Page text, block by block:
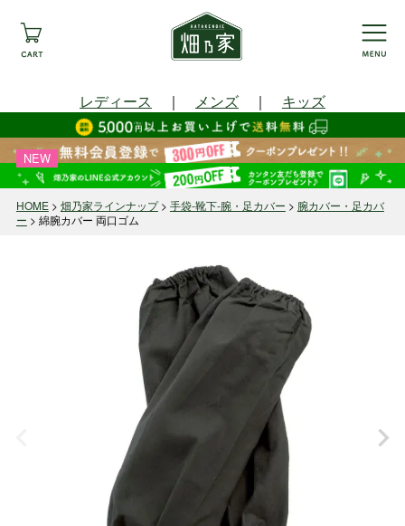
レディース ｜ メンズ ｜ キッズ
HOME 畑乃家ラインナップ 手袋-靴下-腕・足カバー
腕カバー・足カバ
ー
綿腕カバー 両口ゴム
NEW